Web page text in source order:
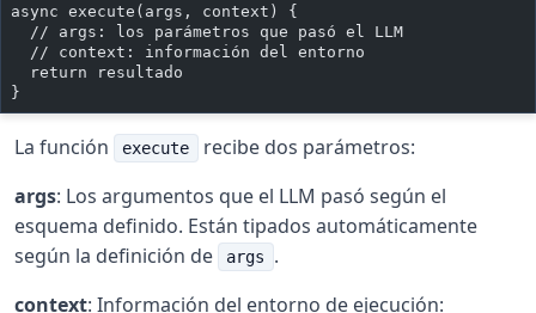
async execute(args, context) {
  // args: los parámetros que pasó el LLM
  // context: información del entorno
  return resultado
}
La función execute
recibe dos parámetros:
args: Los argumentos que el LLM pasó según el
esquema definido. Están tipados automáticamente
según la definición de
args
.
context: Información del entorno de ejecución: